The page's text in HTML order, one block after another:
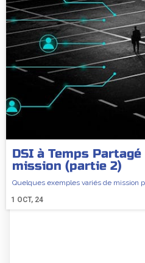
DSI à Temps
mission (partie 2)
1 OCT, 24
Quelques exemples variés de mission